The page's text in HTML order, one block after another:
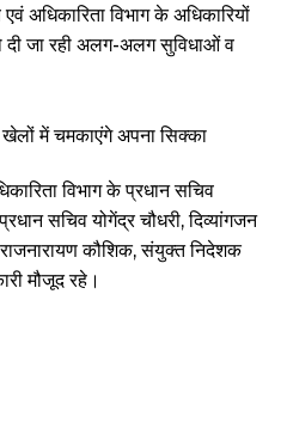
अधिकारिता विभाग के अधिकारियों
दी जा रही अलग-अलग सुविधाओं व
विभाग के प्रधान सचिव
सचिव योगेंद्र चौधरी, दिव्यांगजन
कौशिक, संयुक्त निदेशक
मौजूद रहे।